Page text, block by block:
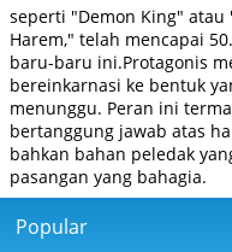
seperti "Demon King" atau
Harem," telah mencapai
baru-baru ini.Protagonis
bereinkarnasi ke bentuk
menunggu. Peran ini
bertanggung jawab atas
bahkan bahan peledak
pasangan yang bahagia.
Popular